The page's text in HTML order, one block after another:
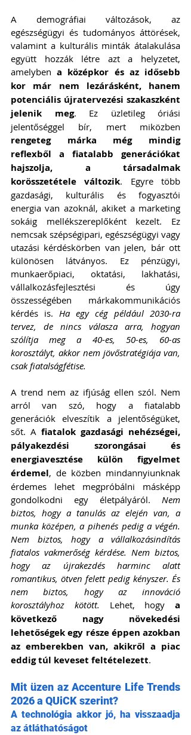
A demográfiai változások, az
egészségügyi és tudományos áttörések,
valamint a kulturális minták átalakulása
együtt hozzák létre azt a helyzetet,
amelyben a középkor és az idősebb
kor már nem lezárásként, hanem
potenciális újratervezési szakaszként
jelenik meg. Ez üzletileg óriási
rengeteg márka még mindig
reflexből a fiatalabb generációkat
hajszolja, a társadalmak
korösszetétele változik. Egyre több
gazdasági, kulturális és fogyasztói
energia van azoknál, akiket a marketing
sokáig mellékszereplőként kezelt. Ez
nemcsak szépségipari, egészségügyi vagy
utazási kérdéskörben van jelen, bár ott
különösen látványos. Ez pénzügyi,
munkaerőpiaci, oktatási, lakhatási,
vállalkozásfejlesztési és úgy
összességében márkakommunikációs
kérdés is. Ha egy cég például 2030-ra
tervez, de nincs válasza arra, hogyan
szólítja meg a 40-es, 50-es, 60-as
korosztályt, akkor nem jövőstratégiája van,
csak fiatalságfétise.
A trend nem az ifjúság ellen szól. Nem
arról van szó, hogy a fiatalabb
generációk elveszítik a jelentőségüket,
sőt. A fiatalok gazdasági nehézségei,
pályakezdési szorongásai és
energiavesztése külön figyelmet
érdemel, de közben mindannyiunknak
érdemes lehet megpróbálni másképp
gondolkodni egy életpályáról. Nem
biztos, hogy a tanulás az elején van, a
munka középen, a pihenés pedig a végén.
Nem biztos, hogy a vállalkozásindítás
fiatalos vakmerőség kérdése. Nem biztos,
hogy az újrakezdés harminc alatt
romantikus, ötven felett pedig kényszer. És
nem biztos, hogy az innováció
korosztályhoz kötött. Lehet, hogy a
következő nagy növekedési
lehetőségek egy része éppen azokban
az emberekben van, akikről a piac
eddig túl keveset feltételezett.
Mit üzen az Accenture Life Trends
2026 a QUiCK szerint?
A technológia akkor jó, ha visszaadja
az átláthatóságot